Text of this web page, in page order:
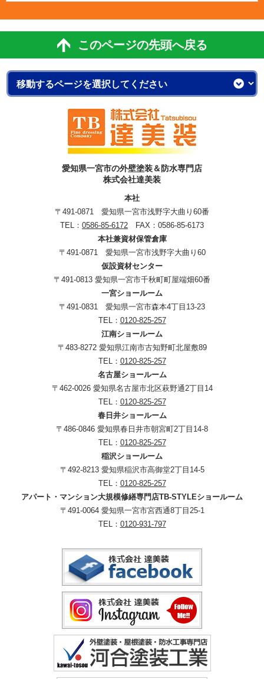
このページの先頭へ戻る
愛知県一宮市の外壁塗装＆防水専門店
株式会社達美装
本社
〒491-0871 愛知県一宮市浅野字大曲り60番
TEL： 0586-85-6172 FAX：0586-85-6173
本社兼資材保管倉庫
〒491-0871 愛知県一宮市浅野字大曲り60
仮設資材センター
〒491-0813 愛知県一宮市千秋町町屋端畑60番
一宮ショールーム
〒491-0831 愛知県一宮市森本4丁目13-23
TEL： 0120-825-257
江南ショールーム
〒483-8272 愛知県江南市古知野町北屋敷89
TEL： 0120-825-257
名古屋ショールーム
〒462-0026 愛知県名古屋市北区萩野通2丁目14
TEL： 0120-825-257
春日井ショールーム
〒486-0846 愛知県春日井市朝宮町2丁目14-8
TEL： 0120-825-257
稲沢ショールーム
〒492-8213 愛知県稲沢市高御堂2丁目14-5
TEL： 0120-825-257
アパート・マンション大規模修繕専門店TB-STYLEショールーム
〒491-0064 愛知県一宮市宮西通8丁目25-1
TEL： 0120-931-797